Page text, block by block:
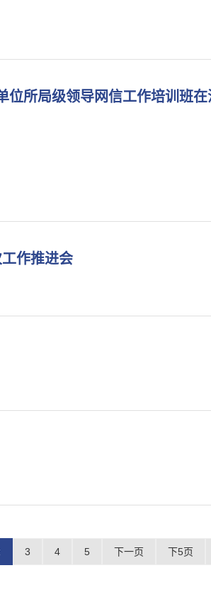
位所局级领导网信工作培训班
作推进会
3 4 5 下一页 下5页